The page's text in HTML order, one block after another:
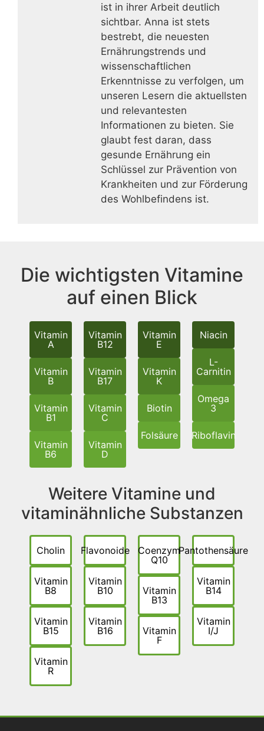
ist in ihrer Arbeit deutlich
sichtbar. Anna ist stets
bestrebt, die neuesten
Ernährungstrends und
wissenschaftlichen
Erkenntnisse zu verfolgen, um
unseren Lesern die aktuellsten
und relevantesten
Informationen zu bieten. Sie
glaubt fest daran, dass
gesunde Ernährung ein
Schlüssel zur Prävention von
Krankheiten und zur Förderung
des Wohlbefindens ist.
Die wichtigsten Vitamine
auf einen Blick
Vitamin
A
Vitamin
B
Vitamin
B1
Vitamin
B6
Vitamin
B12
Vitamin
B17
Vitamin
C
Vitamin
D
Vitamin
E
Vitamin
K
Biotin
Folsäure
Niacin
L-
Carnitin
Omega
3
Riboflavin
Weitere Vitamine und
vitaminähnliche Substanzen
Cholin
Vitamin
B8
Vitamin
B15
Vitamin
R
Flavonoide
Vitamin
B10
Vitamin
B16
Coenzym
Q10
Vitamin
B13
Vitamin
F
Pantothensäure
Vitamin
B14
Vitamin
I/J